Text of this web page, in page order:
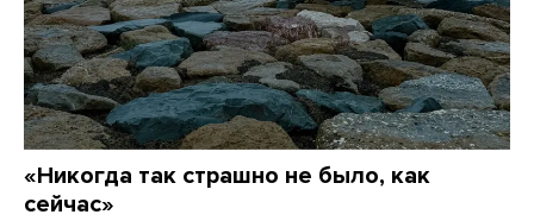
«Никогда так страшно не было, как
сейчас»